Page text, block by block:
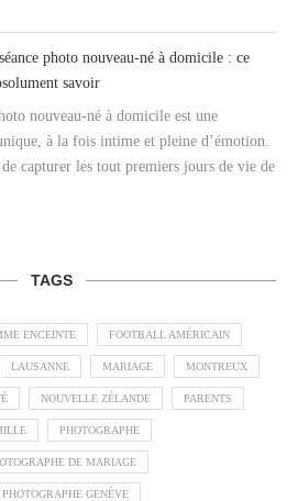
photo nouveau-né à domicile : ce
savoir
nouveau-né à domicile est une
à la fois intime et pleine d’émotion.
capturer les tout premiers jours de vie de
TAGS
ENCEINTE FOOTBALL AMÉRICAIN
LAUSANNE MARIAGE MONTREUX
NOUVELLE ZÉLANDE PARENTS
PHOTOGRAPHE
DE MARIAGE
PHOTOGRAPHE GENÈVE